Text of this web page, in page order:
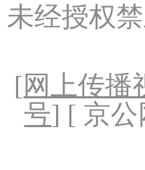
未经授权
[网上传播
号] [ 京公